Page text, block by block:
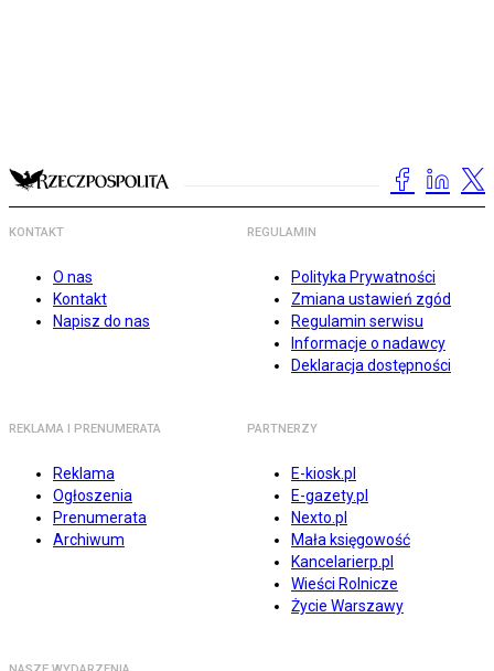
KONTAKT
O nas
Kontakt
Napisz do nas
REGULAMIN
Polityka Prywatności
Zmiana ustawień zgód
Regulamin serwisu
Informacje o nadawcy
Deklaracja dostępności
REKLAMA I PRENUMERATA
Reklama
Ogłoszenia
Prenumerata
Archiwum
PARTNERZY
E-kiosk.pl
E-gazety.pl
Nexto.pl
Mała księgowość
Kancelarierp.pl
Wieści Rolnicze
Życie Warszawy